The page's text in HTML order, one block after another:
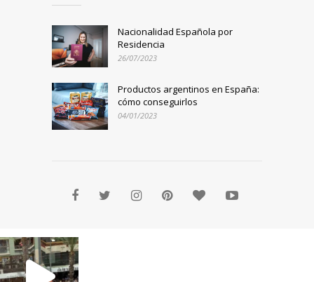
Nacionalidad Española por
Residencia
26/07/2023
Productos argentinos en España:
cómo conseguirlos
04/01/2023